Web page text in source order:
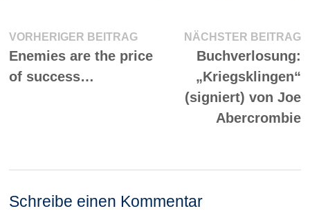
Beitragsnavigation
VORHERIGER BEITRAGVorheriger
Beitrag:
Enemies are the price
of success…
NÄCHSTER BEITRAG
Buchverlosung:
„Kriegsklingen“
(signiert) von Joe
Abercrombie
Schreibe einen Kommentar